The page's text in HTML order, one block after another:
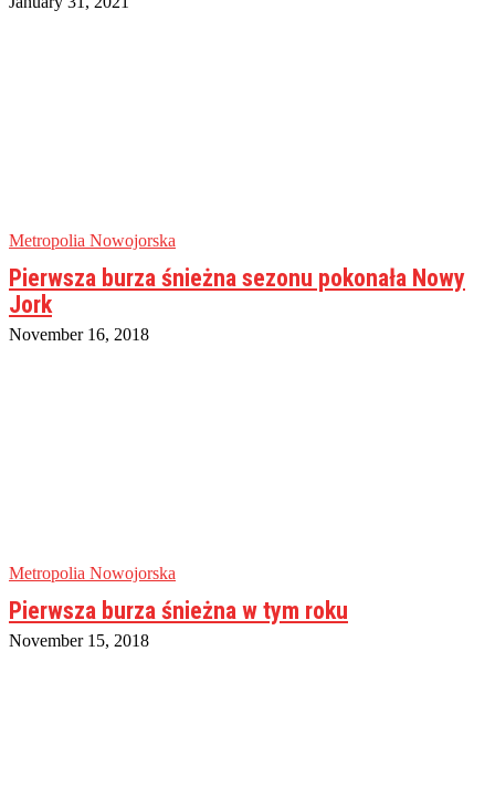
Metropolia Nowojorska
Pierwsza burza śnieżna sezonu pokonała Nowy
Jork
November 16, 2018
Metropolia Nowojorska
Pierwsza burza śnieżna w tym roku
November 15, 2018